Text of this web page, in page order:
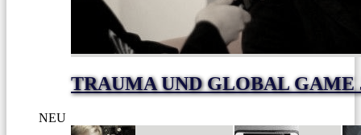
TRAUMA UND GLOBAL GAME
NEU